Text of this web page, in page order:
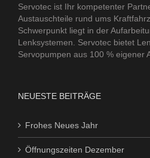
Servotec ist Ihr kompetenter
Austauschteile rund ums
Schwerpunkt liegt in der
Lenksystemen. Servotec bietet
Servopumpen aus 100 % eigener
NEUESTE BEITRÄGE
Frohes Neues Jahr
Öffnungszeiten Dezember